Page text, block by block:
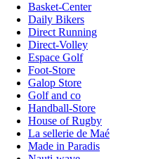
Basket-Center
Daily Bikers
Direct Running
Direct-Volley
Espace Golf
Foot-Store
Galop Store
Golf and co
Handball-Store
House of Rugby
La sellerie de Maé
Made in Paradis